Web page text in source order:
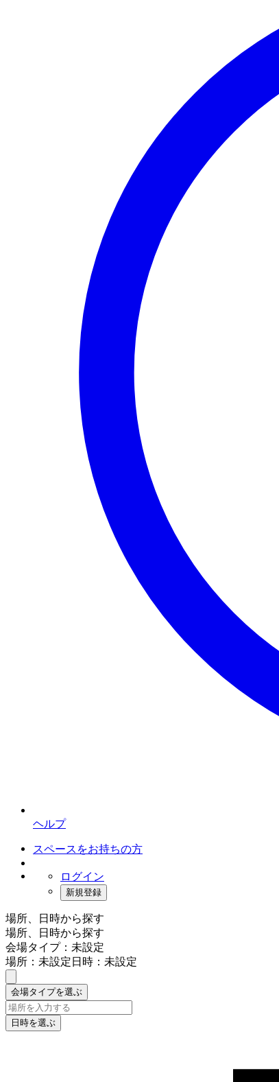
ヘルプ
スペースをお持ちの方
ログイン
新規登録
場所、日時から探す
場所、日時から探す
会場タイプ：未設定
場所：未設定日時：未設定
会場タイプを選ぶ
日時を選ぶ